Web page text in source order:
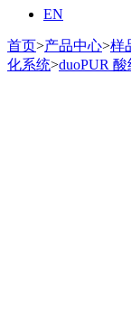
EN
首页>产品中心>样
化系统>duoPUR